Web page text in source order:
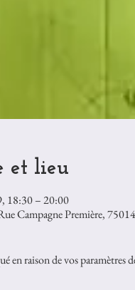
et lieu
18:30 – 20:00
Campagne Première,
en raison de vos